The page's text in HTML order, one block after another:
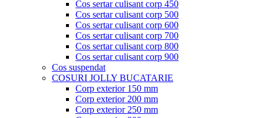
Cos sertar culisant corp 450
Cos sertar culisant corp 500
Cos sertar culisant corp 600
Cos sertar culisant corp 700
Cos sertar culisant corp 800
Cos sertar culisant corp 900
Cos suspendat
COSURI JOLLY BUCATARIE
Corp exterior 150 mm
Corp exterior 200 mm
Corp exterior 250 mm